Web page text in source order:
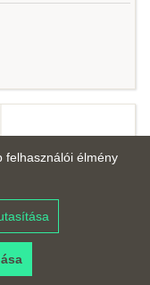
felhasználói élmény
üveggel